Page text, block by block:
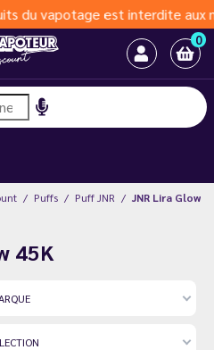
aux moins de 18 ans |
0
Puffs Puff JNR JNR Lira Glow
45K